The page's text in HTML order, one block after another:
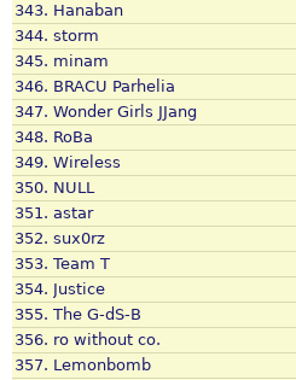
343. Hanaban
344. storm
345. minam
346. BRACU Parhelia
347. Wonder Girls JJang
348. RoBa
349. Wireless
350. NULL
351. astar
352. sux0rz
353. Team T
354. Justice
355. The G-dS-B
356. ro without co.
357. Lemonbomb